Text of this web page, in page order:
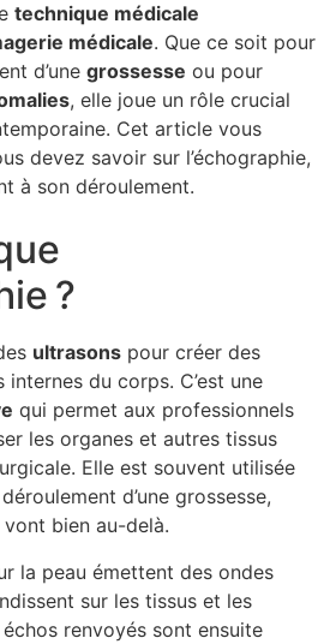
technique médicale
médicale. Que ce soit pour
d’une grossesse ou pour
, elle joue un rôle crucial
Cet article vous
devez savoir sur l’échographie,
à son déroulement.
?
ultrasons pour créer des
du corps. C’est une
qui permet aux professionnels
les organes et autres tissus
Elle est souvent utilisée
d’une grossesse,
bien au-delà.
la peau émettent des ondes
sur les tissus et les
renvoyés sont ensuite